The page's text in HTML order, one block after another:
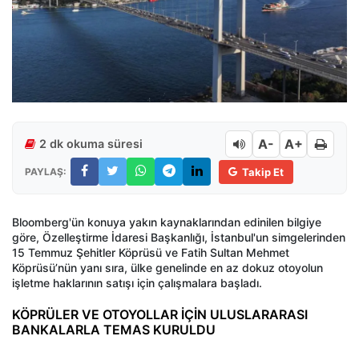
2 dk okuma süresi A- A+
PAYLAŞ: Takip Et
Bloomberg'ün konuya yakın kaynaklarından edinilen bilgiye
göre, Özelleştirme İdaresi Başkanlığı, İstanbul'un simgelerinden
15 Temmuz Şehitler Köprüsü ve Fatih Sultan Mehmet
Köprüsü’nün yanı sıra, ülke genelinde en az dokuz otoyolun
işletme haklarının satışı için çalışmalara başladı.
KÖPRÜLER VE OTOYOLLAR İÇİN ULUSLARARASI
BANKALARLA TEMAS KURULDU